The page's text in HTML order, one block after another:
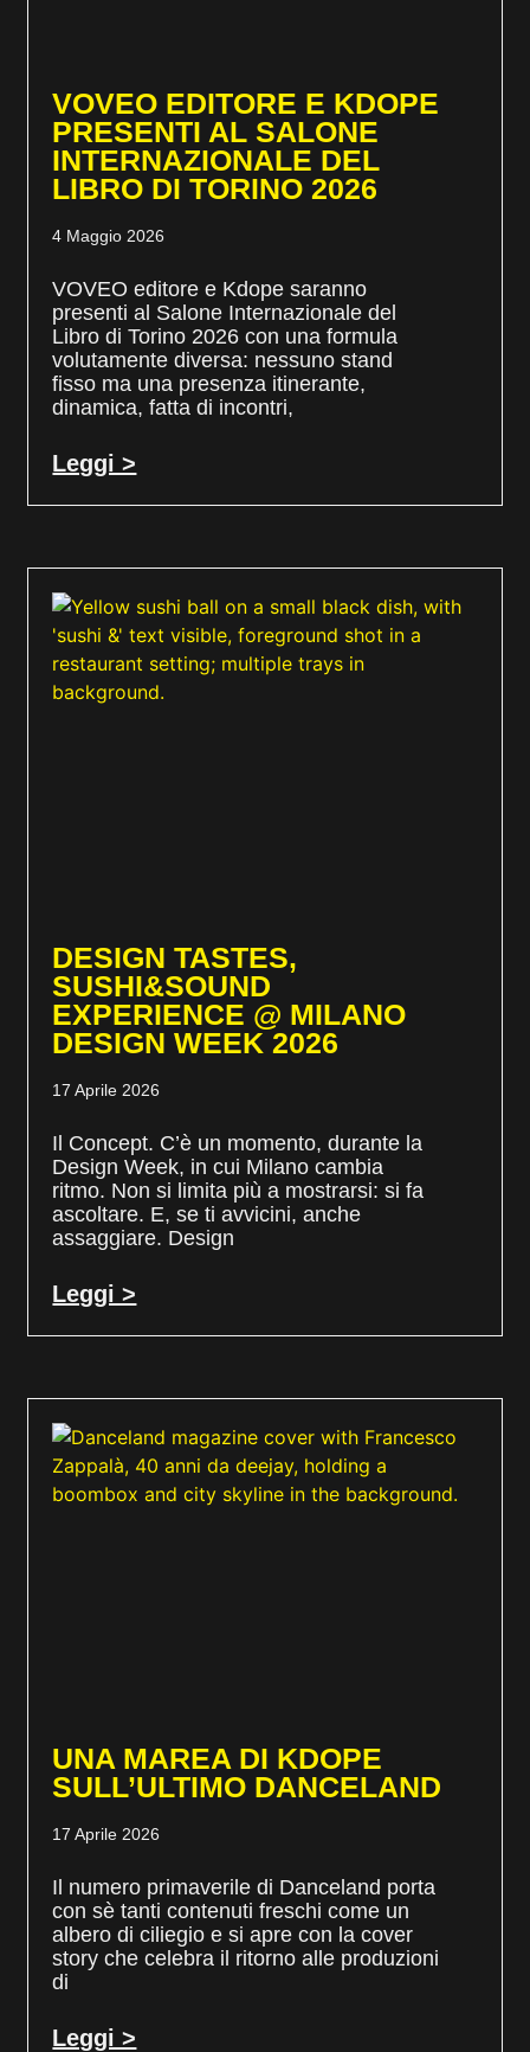
VOVEO EDITORE E KDOPE
PRESENTI AL SALONE
INTERNAZIONALE DEL
LIBRO DI TORINO 2026
4 Maggio 2026
VOVEO editore e Kdope saranno
presenti al Salone Internazionale del
Libro di Torino 2026 con una formula
volutamente diversa: nessuno stand
fisso ma una presenza itinerante,
dinamica, fatta di incontri,
Leggi >
DESIGN TASTES,
SUSHI&SOUND
EXPERIENCE @ MILANO
DESIGN WEEK 2026
17 Aprile 2026
Il Concept. C’è un momento, durante la
Design Week, in cui Milano cambia
ritmo. Non si limita più a mostrarsi: si fa
ascoltare. E, se ti avvicini, anche
assaggiare. Design
Leggi >
UNA MAREA DI KDOPE
SULL’ULTIMO DANCELAND
17 Aprile 2026
Il numero primaverile di Danceland porta
con sè tanti contenuti freschi come un
albero di ciliegio e si apre con la cover
story che celebra il ritorno alle produzioni
di
Leggi >